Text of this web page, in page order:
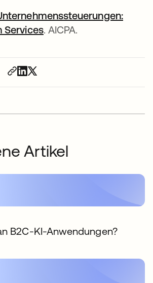
Serviceswird in einer neuen
. AICPA.
Artikel
B2C-KI-Anwendungen?